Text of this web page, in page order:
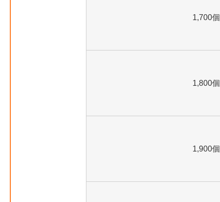
1,700個
1,800個
1,900個